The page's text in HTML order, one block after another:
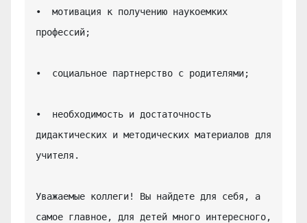
•  мотивация к получению наукоемких
профессий;
•  социальное партнерство с родителями;
•  необходимость и достаточность
дидактических и методических материалов для
учителя.
Уважаемые коллеги! Вы найдете для себя, а
самое главное, для детей много интересного,